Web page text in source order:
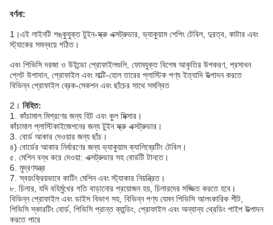
বর্ণনা:
1।এই লাইনটি শঙ্কুযুক্ত টুইন-স্ক্রু এক্সট্রুডার, ভ্যাকুয়াম শেপিং টেবিল, দুরত্ব, কাটার এবং
স্ট্যাকের সমন্বয়ে গঠিত।
এবং পিভিসি দরজা ও উইন্ডো প্রোফাইলগুলি, ফোমযুক্ত বিশেষ আকৃতির উপকরণ, প্রসাধন
প্লেট উপাদান, প্রোফাইল এবং মাল্টি-হোল তারের প্লাস্টিক পণ্য ইত্যাদি উত্পাদন করতে
বিভিন্ন প্রোফাইল ব্রেক-সেকশন এবং ছাঁচের সাথে সমন্বিত
2। নিহিত:
1. কাঁচামাল মিশ্রণের জন্য হিট এবং কুল মিক্সার।
কাঁচামাল প্লাস্টিকাইজেশনের জন্য টুইন স্ক্রু এক্সট্রুডার।
3. বোর্ড আকার দেওয়ার জন্য ছাঁচ।
৪) বোর্ডের আকার নির্ধারণের জন্য ভ্যাকুয়াম ক্যালিব্রেটিং টেবিল।
৫. মেশিন বন্ধ করে দেওয়া: এক্সট্রুডার সহ বোর্ডটি টানতে।
6. মুদ্রণযন্ত্র
7. স্বয়ংক্রিয়ভাবে কাটিং মেশিন এবং স্ট্যাকার নিয়ন্ত্রিত।
৮. চিলার, যদি বহির্মুখের গতি বাড়ানোর প্রয়োজন হয়, চিলারদের সজ্জিত করতে হবে।
বিভিন্ন প্রোফাইল এবং ডাইস বিভাগ সহ, বিভিন্ন পণ্য যেমন পিভিসি আলংকারিক শীট,
পিভিসি স্কারটিং বোর্ড, পিভিসি প্রান্ত ব্যান্ডিং, প্রোফাইল এবং অন্যান্য থ্রেডিং পাইপ উত্পাদন
করতে পারে